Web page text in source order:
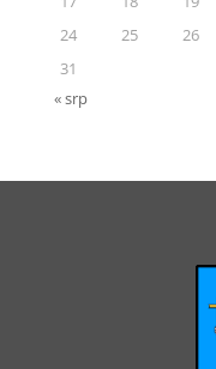
24
25 26
31
« srp